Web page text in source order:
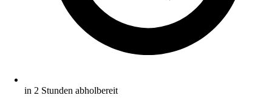
in 2 Stunden abholbereit